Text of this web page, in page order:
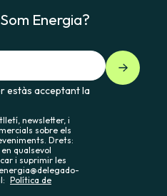
Energia?
estàs acceptant la
newsletter, i
sobre els
Drets:
qualsevol
i suprimir les
Política de